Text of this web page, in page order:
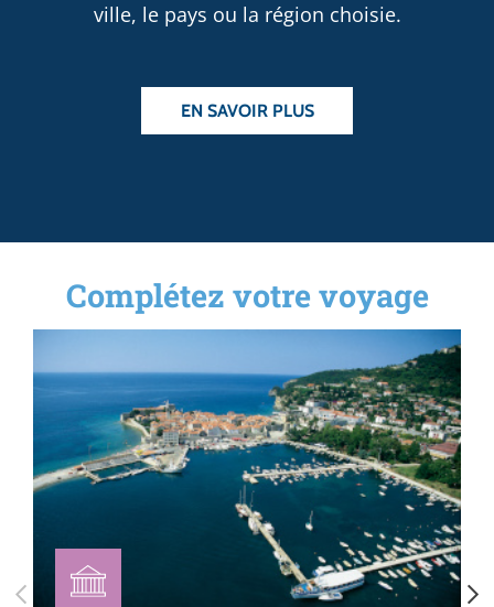
ville, le pays ou la région choisie.
EN SAVOIR PLUS
Complétez votre voyage